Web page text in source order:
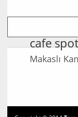
cafe spot
Makaslı